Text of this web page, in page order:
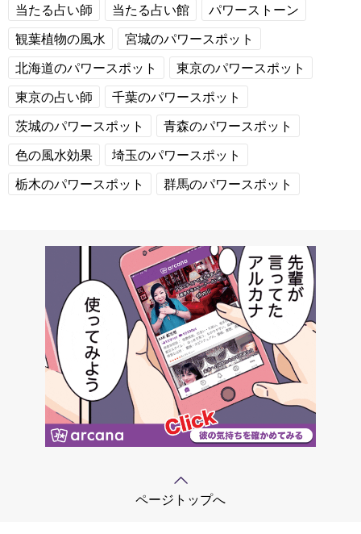
当たる占い師
当たる占い館
パワーストーン
観葉植物の風水
宮城のパワースポット
北海道のパワースポット
東京のパワースポット
東京の占い師
千葉のパワースポット
茨城のパワースポット
青森のパワースポット
色の風水効果
埼玉のパワースポット
栃木のパワースポット
群馬のパワースポット
ページトップへ